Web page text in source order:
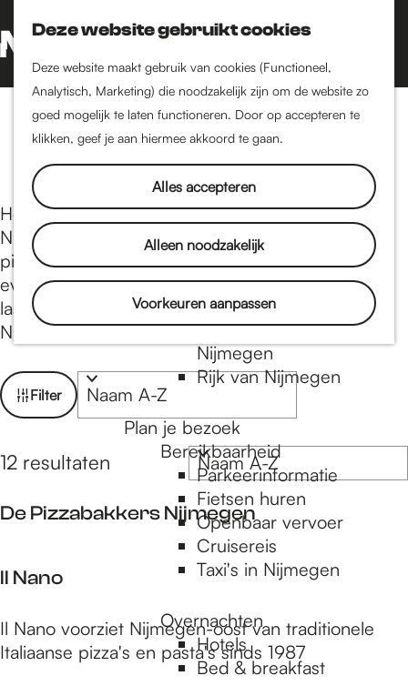
Deze website gebruikt cookies
Deze website maakt gebruik van cookies (Functioneel,
Analytisch, Marketing) die noodzakelijk zijn om de website zo
goed mogelijk te laten functioneren. Door op accepteren te
klikken, geef je aan hiermee akkoord te gaan.
Alles accepteren
Alleen noodzakelijk
Voorkeuren aanpassen
a
d
e
h
o
m
e
a
g
Z
o
e
k
e
n
K
a
a
r
t
M
e
n
Dukenburg
Lindenholt
Historie
De oudste stad van
Nederland
Historische tijdlijn
Romeinse Limes
Vrede van Nijmegen
Penning
Natuur in Nijmegen
Groenkaart van
Nijmegen
Rijk van Nijmegen
Plan je bezoek
Bereikbaarheid
Parkeerinformatie
Fietsen huren
Openbaar vervoer
Cruisereis
Taxi's in Nijmegen
Overnachten
Hotels
Bed & breakfast
Pizza
Hou je van een lekkere pizza of pasta? In
Nijmegen hebben we een ruim aanbod aan
pizzeria's en Italiaanse restaurants waar je je voor
even in Italië kunt wanen. Geniet van spaghetti,
lasagne of een Quattro Stagioni pizza in de
Nijmeegse binnenstad.
W
a
z
e
j
Filter
S
o
t
e
e
r
p
12 resultaten
S
r
t
e
o
p
De Pizzabakkers Nijmegen
e
i
z
Il Nano
I
l
Il Nano voorziet Nijmegen-oost van traditionele
Italiaanse pizza's en pasta's sinds 1987